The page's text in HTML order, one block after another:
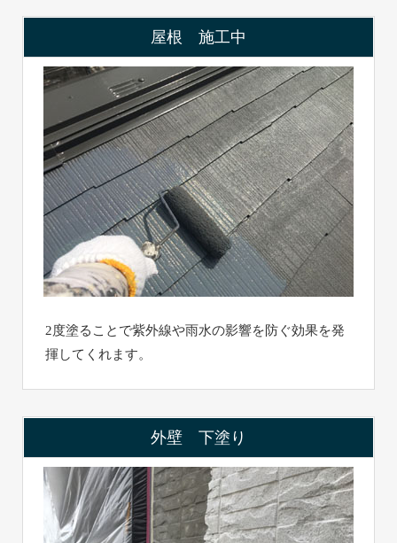
屋根 施工中
2度塗ることで紫外線や雨水の影響を防ぐ効果を発
揮してくれます。
外壁 下塗り